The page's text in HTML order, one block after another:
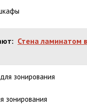
Стена ламинатом
зонирования